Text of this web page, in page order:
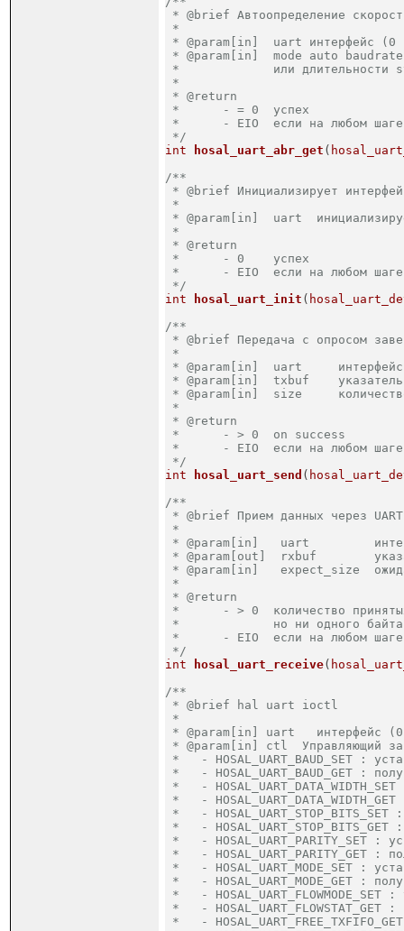
* @brief Автоопределение
*
* @param[in]  uart интерфейс (0
* @param[in]  mode auto
*             или длительности
*
* @return
*	- = 0  успех
*	- EIO  если на любом шаге произошла ошибка
*/
int
hosal_uart_abr_get (
/**
* @brief Инициализирует
*
* @param[in]  uart
*
* @return
*	- 0    успех
*	- EIO  если на любом шаге произошла ошибка
*/
int
hosal_uart_init (
/**
* @brief Передача с опросом
*
* @param[in]  uart
* @param[in]  txbuf    указатель
* @param[in]  size     количество
*
* @return
*	- > 0  on success
*	- EIO  если на любом шаге произошла ошибка
*/
int
hosal_uart_send (
/**
* @brief Прием данных через
*
* @param[in]   uart
* @param[out]  rxbuf
* @param[in]   expect_size
*
* @return
*	- > 0  количество принятых байт (если 0, то это успешный возврат,
*             но ни одного байта
*	- EIO  если на любом шаге произошла ошибка
*/
int
hosal_uart_receive(
/**
* @brief hal uart ioctl
*
* @param[in] uart   интерфейс
* @param[in] ctl  Управляющий
*   - HOSAL_UART_BAUD_SET :
*   - HOSAL_UART_BAUD_GET :
*   -
*   -
*   -
*   -
*   -
*   - HOSAL_UART_PARITY_GET
*   - HOSAL_UART_MODE_SET :
*   - HOSAL_UART_MODE_GET :
*   -
*   -
*   -